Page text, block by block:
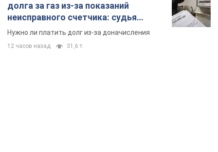
долга за газ из-за показаний
неисправного счетчика: судья
вынес неожиданное решение
Нужно ли платить долг из-за доначисления
12 часов назад 31,6 т.